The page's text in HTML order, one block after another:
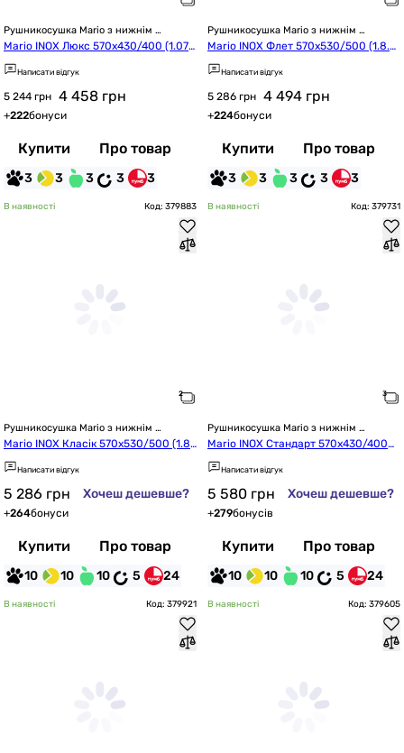
Рушникосушка Mario з нижнім
підключенням
Mario INOX Люкс 570x430/400 (1.07
4.044575.0)
Написати відгук
5 244 грн 4 458 грн
+222бонуси
Купити Про товар
3 3 3 3 3
Рушникосушка Mario з нижнім
підключенням
Mario INOX Флет 570x530/500 (1.8.0
44563.P)
Написати відгук
5 286 грн 4 494 грн
+224бонуси
Купити Про товар
3 3 3 3 3
В наявності Код: 379883
Рушникосушка Mario з нижнім
підключенням
Mario INOX Класік 570x530/500 (1.8.
044555.P)
Написати відгук
5 286 грн Хочеш дешевше?
+264бонуси
Купити Про товар
10 10 10 5 24
В наявності Код: 379731
Рушникосушка Mario з нижнім
підключенням
Mario INOX Стандарт 570x430/400
(1.8.044607.P)
Написати відгук
5 580 грн Хочеш дешевше?
+279бонусів
Купити Про товар
10 10 10 5 24
В наявності Код: 379921 В наявності Код: 379605